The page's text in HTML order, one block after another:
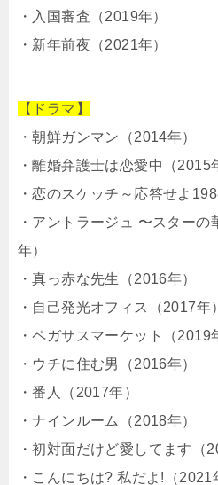
・入国審査（2019年）
・新年前夜（2021年）
【ドラマ】
・朝鮮ガンマン（2014年）
・離婚弁護士は恋愛中（2015
・恋のスケッチ～応答せよ
・アントラージュ 〜スター
年）
・真っ赤な先生（2016年）
・自己発光オフィス（2017年）
・ペガサスマーケット（2019
・ウチに住む男（2016年）
・番人（2017年）
・ナインルーム（2018年）
・初対面だけど愛してます（
・こんにちは? 私だよ!（2021